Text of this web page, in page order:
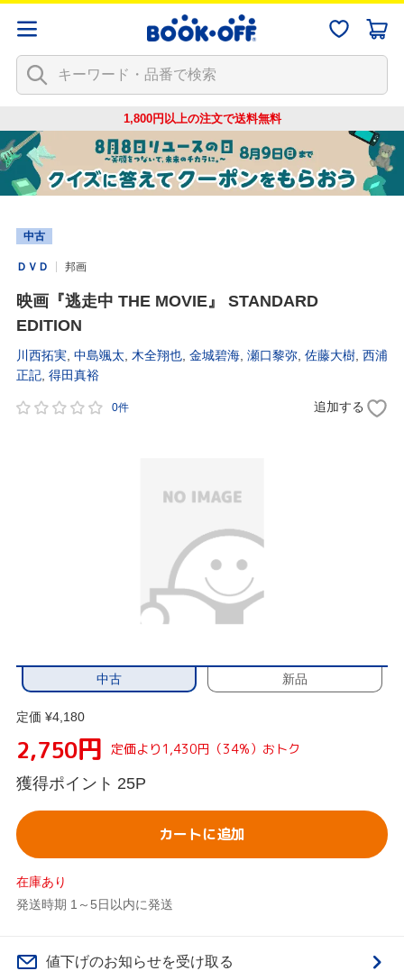
1,800円以上の注文で送料無料
中古
ＤＶＤ 邦画
映画『逃走中 THE MOVIE』 STANDARD
EDITION
川西拓実 中島颯太 木全翔也 金城碧海 瀬口黎弥 佐藤大樹 西浦
正記 得田真裕
0件 追加する
中古 新品
定価 ¥4,180
2,750円 定価より1,430円（34%）おトク
獲得ポイント 25P
カートに追加
在庫あり
発送時期 1～5日以内に発送
値下げのお知らせを受け取る